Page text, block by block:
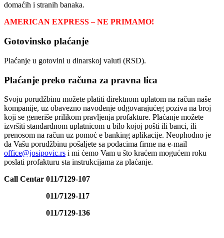
domaćih i stranih banaka.
AMERICAN EXPRESS – NE PRIMAMO!
Gotovinsko plaćanje
Plaćanje u gotovini u dinarskoj valuti (RSD).
Plaćanje preko računa za pravna lica
Svoju porudžbinu možete platiti direktnom uplatom na račun naše
kompanije, uz obavezno navođenje odgovarajućeg poziva na broj
koji se generiše prilikom pravljenja profakture. Plaćanje možete
izvršiti standardnom uplatnicom u bilo kojoj pošti ili banci, ili
prenosom na račun uz pomoć e banking aplikacije. Neophodno je
da Vašu porudžbinu pošaljete sa podacima firme na e-mail
office@josipovic.rs i mi ćemo Vam u što kraćem mogućem roku
poslati profakturu sta instrukcijama za plaćanje.
Call Centar 011/7129-107
011/7129-117
011/7129-136